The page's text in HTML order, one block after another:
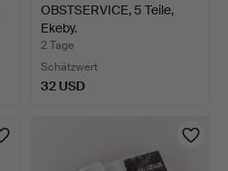
OBSTSERVICE, 5 Teile,
Ekeby.
2 Tage
Schätzwert
32 USD